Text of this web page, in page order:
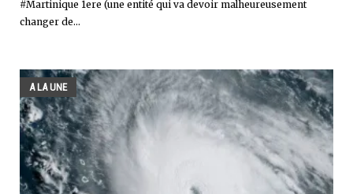
#Martinique 1ere (une entité qui va devoir malheureusement
changer de...
A LA UNE